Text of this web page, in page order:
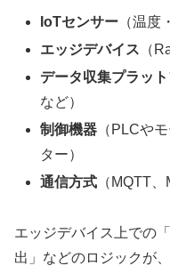
IoTセンサー （温度
エッジデバイス （
データ収集プラッ
など）
制御機器 （PLCや
ター）
通信方式 （MQTT
エッジデバイス上での
出」などのロジックが